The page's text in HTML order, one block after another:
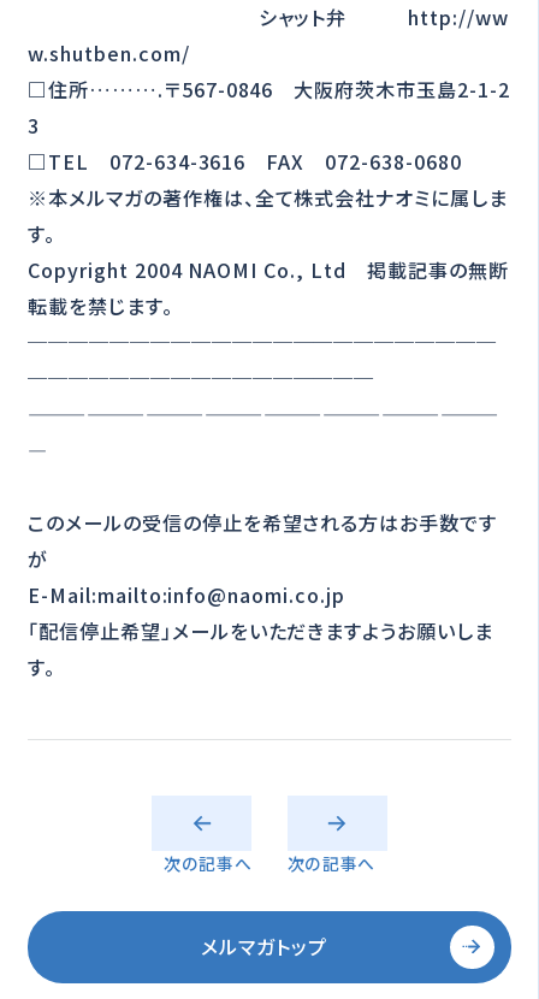
シャット弁 http://ww
w.shutben.com/
□住所……….〒567-0846 大阪府茨木市玉島2-1-2
3
□TEL 072-634-3616 FAX 072-638-0680
※本メルマガの著作権は、全て株式会社ナオミに属しま
す。
Copyright 2004 NAOMI Co., Ltd 掲載記事の無断
転載を禁じます。
───────────────────────
─────────────────
————————————————————————
—
このメールの受信の停止を希望される方はお手数です
が
E-Mail:mailto:info@naomi.co.jp
「配信停止希望」メールをいただきますようお願いしま
す。
次の記事へ 次の記事へ
メルマガトップ